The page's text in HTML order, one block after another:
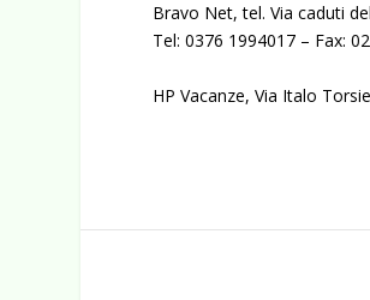
Bravo Net, tel. Via caduti
Tel: 0376 1994017 – Fax:
HP Vacanze, Via Italo